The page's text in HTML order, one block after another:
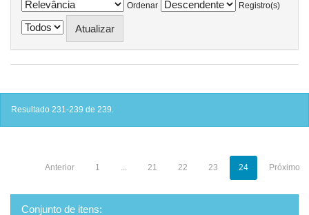
Ordenar
Registro(s)
Resultado 231-239 de 239.
Anterior 1 ... 21 22 23 24 Próximo
Conjunto de itens: